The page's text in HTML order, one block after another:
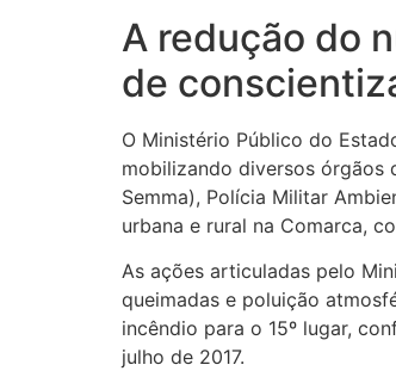
A redução do
de
O Ministério Público do
mobilizando diversos órgãos
Semma), Polícia Militar
urbana e rural na Comarca,
As ações articuladas pelo
queimadas e poluição
incêndio para o 15º lugar,
julho de 2017.